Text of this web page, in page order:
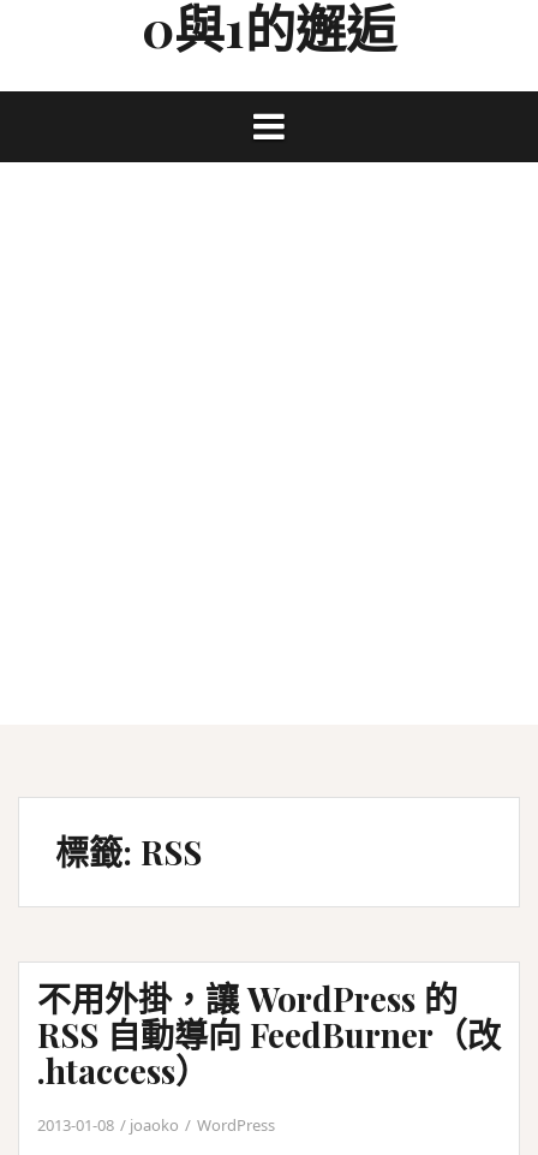
0與1的邂逅
標籤: RSS
不用外掛，讓 WordPress 的
RSS 自動導向 FeedBurner（改
.htaccess）
2013-01-08 joaoko WordPress